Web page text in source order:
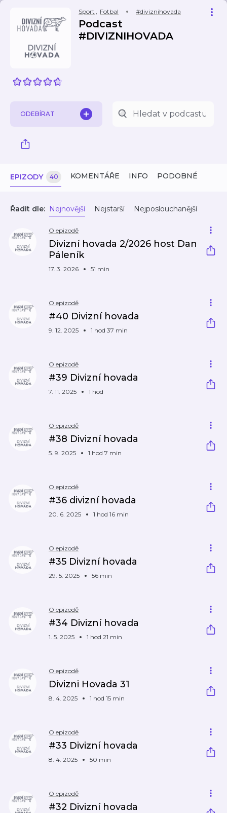
Sport , Fotbal #diviznihovada
Podcast
#DIVIZNIHOVADA
ODEBÍRAT
EPIZODY 40 KOMENTÁŘE INFO PODOBNÉ
Řadit dle: Nejnovější Nejstarší Nejposlouchanější
O epizodě
Divizní hovada 2/2026 host Dan
Páleník
17. 3. 2026 51 min
O epizodě
#40 Divizní hovada
9. 12. 2025 1 hod 37 min
O epizodě
#39 Divizní hovada
7. 11. 2025 1 hod
O epizodě
#38 Divizní hovada
5. 9. 2025 1 hod 7 min
O epizodě
#36 divizní hovada
20. 6. 2025 1 hod 16 min
O epizodě
#35 Divizní hovada
29. 5. 2025 56 min
O epizodě
#34 Divizní hovada
1. 5. 2025 1 hod 21 min
O epizodě
Divizni Hovada 31
8. 4. 2025 1 hod 15 min
O epizodě
#33 Divizní hovada
8. 4. 2025 50 min
O epizodě
#32 Divizní hovada